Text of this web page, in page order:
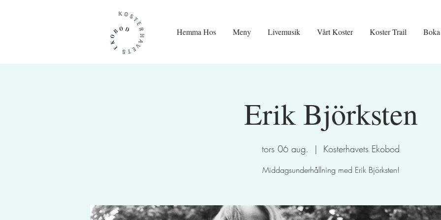
Hemma Hos Meny Livemusik Vårt Koster Koster Trail
Erik Björksten
tors 06 aug.
  |
Kosterhavets Ekobod
Middagsunderhållning med Erik Björksten!